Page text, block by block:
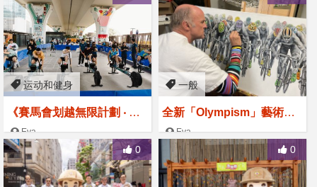
x水上活動體驗》
运动和健身
《賽馬會划越無限計劃 ‧ 三
項達人拉機衝刺賽2024》召
集新手精英 優先報名
Eva
2024-10-28
一般
全新「Olympism」藝術流
派 擬從香港開始發展亞洲
區教育計劃
Eva
2024-08-22
0 0